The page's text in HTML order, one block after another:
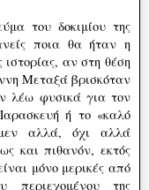
του δοκιμίου της
ποια θα ήταν η
ιστορίας, αν στη θέση
Μεταξά βρισκόταν
λέω φυσικά για τον
ή το «καλό
αλλά, όχι αλλά
και πιθανόν, εκτός
μόνο μερικές από
της